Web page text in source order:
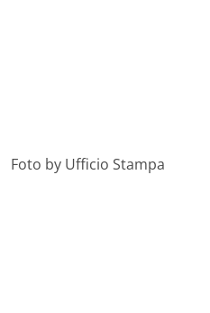
Foto by Ufficio Stampa